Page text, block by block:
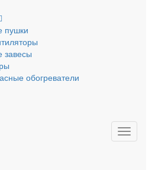
пушки
завесы
обогреватели